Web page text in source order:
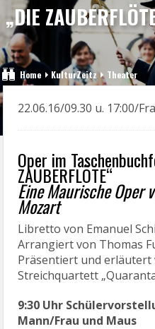
„DIE
Home KulturZeitz Theater
22.06.16/09.30 u. 17:00/
Oper im
ZAUBERFLÖTE“
Eine Maurische Oper
Mozart
Libretto von Emanuel
Arrangiert von Thomas
Präsentiert und erläutert
Streichquartett
9:30 Uhr
Mann/Frau und Maus